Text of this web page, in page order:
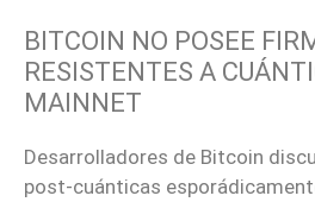
BITCOIN NO POSEE
RESISTENTES A
MAINNET
Desarrolladores de Bitcoin
post-cuánticas